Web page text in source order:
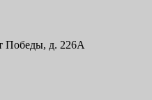
Победы, д. 226А